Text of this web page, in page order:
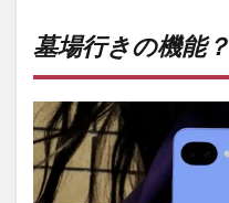
の機
能？
PR)
購入
は待
ち時
間不
墓場行きの機能？